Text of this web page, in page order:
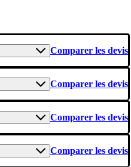
Comparer les devis
Comparer les devis
Comparer les devis
Comparer les devis